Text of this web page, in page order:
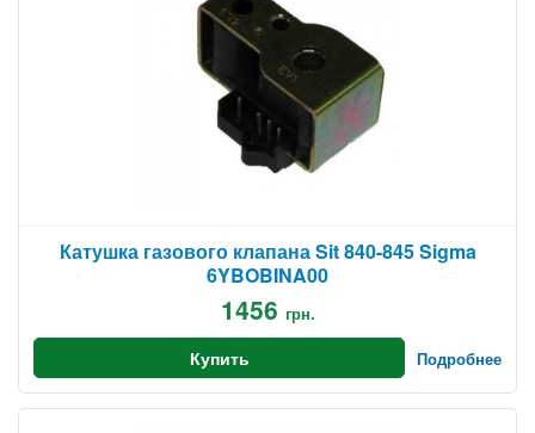
Катушка газового клапана Sit 840-845 Sigma
6YBOBINA00
1456 грн.
Купить Подробнее